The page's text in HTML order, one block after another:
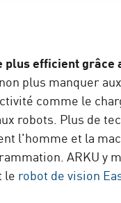
plus efficient grâce
plus manquer
comme le
robots. Plus de
l'homme et la
ARKU y
le robot de vision